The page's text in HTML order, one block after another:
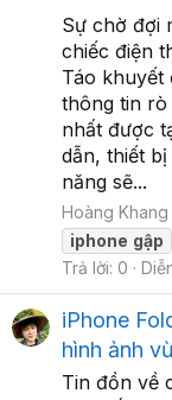
Sự chờ đợi
chiếc điện
Táo khuyết
thông tin rò
nhất được
dẫn, thiết
năng sẽ...
Hoàng Khang
iphone gập
Trả lời: 0
iPhone
hình ảnh
Tin đồn về